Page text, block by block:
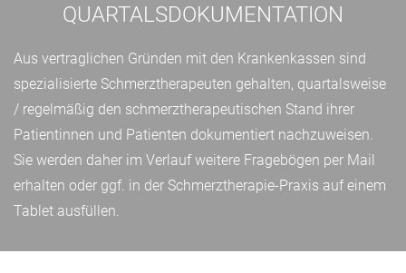
QUARTALSDOKUMENTATION
Aus vertraglichen Gründen mit den Krankenkassen sind
spezialisierte Schmerztherapeuten gehalten, quartalsweise
/ regelmäßig den schmerztherapeutischen Stand ihrer
Patientinnen und Patienten dokumentiert nachzuweisen.
Sie werden daher im Verlauf weitere Fragebögen per Mail
erhalten oder ggf. in der Schmerztherapie-Praxis auf einem
Tablet ausfüllen.